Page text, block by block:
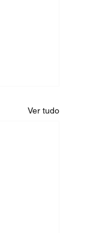
Ver tudo